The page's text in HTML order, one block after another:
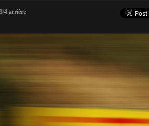
4 arrière